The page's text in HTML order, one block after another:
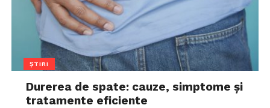
ȘTIRI
Durerea de spate: cauze, simptome și
tratamente eficiente